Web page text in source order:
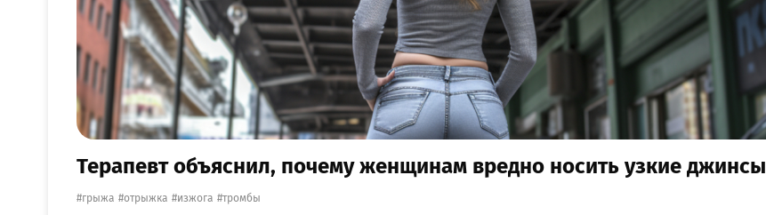
Терапевт объяснил, почему женщинам вредно носить узкие джинсы
грыжа отрыжка изжога тромбы